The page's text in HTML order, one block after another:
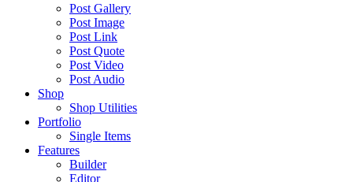
Post Gallery
Post Image
Post Link
Post Quote
Post Video
Post Audio
Shop
Shop Utilities
Portfolio
Single Items
Features
Builder
Editor